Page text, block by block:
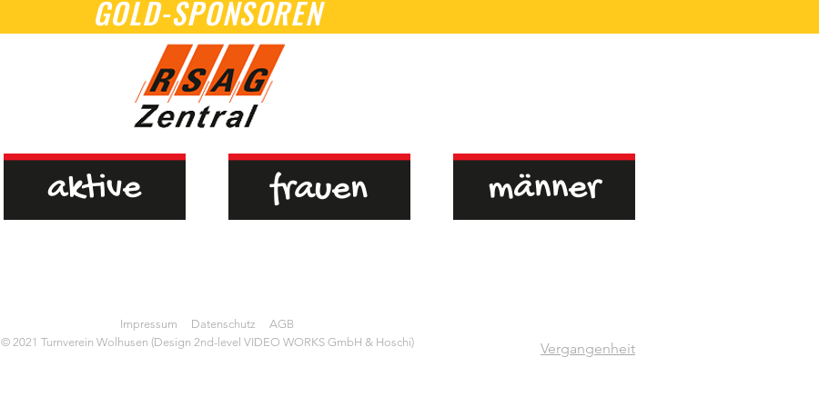
GOLD-SPONSOREN
Impressum Datenschutz
AGB
© 2021 Turnverein Wolhusen (Design 2nd-level VIDEO WORKS GmbH & Hoschi)
Vergangenheit